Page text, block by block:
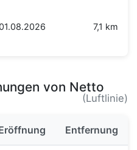
7,1 km
von Netto
(Luftlinie)
Entfernung